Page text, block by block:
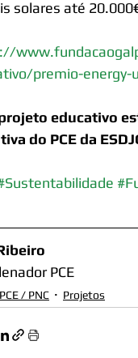
solares até
premio-energy-
educativo
do PCE da
PCE
/ PNC Projetos